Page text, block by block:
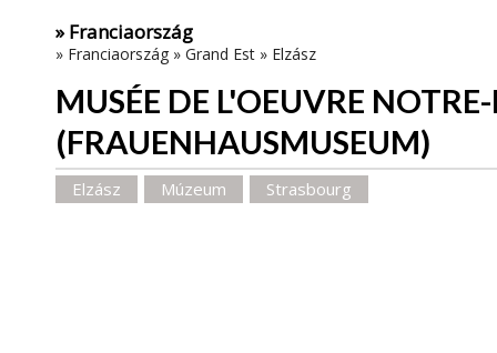
» Franciaország
» Franciaország » Grand Est » Elzász
MUSÉE DE L'OEUVRE
(FRAUENHAUSMUSEUM)
Elzász Múzeum Strasbourg